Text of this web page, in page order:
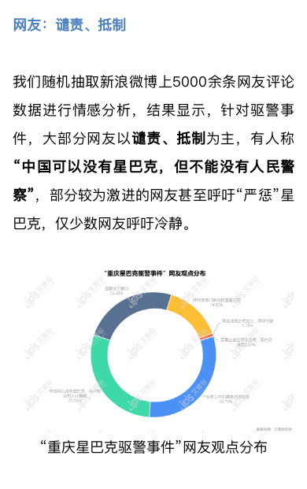
网友：谴责、抵制
我们随机抽取新浪微博上5000余条网友评论
数据进行情感分析，结果显示，针对驱警事
件，大部分网友以谴责、抵制为主，有人称
“中国可以没有星巴克，但不能没有人民警
察”，部分较为激进的网友甚至呼吁“严惩”星
巴克，仅少数网友呼吁冷静。
“重庆星巴克驱警事件”网友观点分布